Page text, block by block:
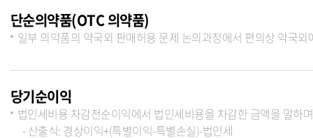
단순의약품(OTC 의약품)
일부 의약품의 약국외 판매허용 문제 논의과정에서 편의상 약국
당기순이익
법인세비용 차감전순이익에서 법인세비용을 차감한 금액을 말하
- 산출식: 경상이익+(특별이익-특별손실)-법인세